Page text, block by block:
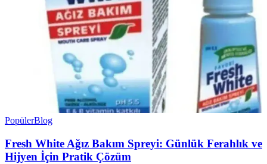
PopülerBlog
Fresh White Ağız Bakım Spreyi: Günlük Ferahlık ve
Hijyen İçin Pratik Çözüm